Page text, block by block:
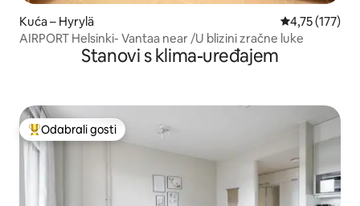
Kuća – Hyrylä Prosječna
4,75 (177)
AIRPORT Helsinki- Vantaa near /U blizini zračne luke
Stanovi s klima-uređajem
Među najviše rangiranima s oznakom „Odabrali gosti”
Odabrali gosti